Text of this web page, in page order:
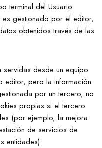
terminal del Usuario
gestionado por el editor,
obtenidos través de las
desde un equipo
pero la información
por un tercero, no
propias si el tercero
(por ejemplo, la mejora
de servicios de
entidades).